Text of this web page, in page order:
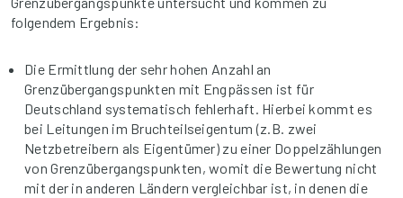
folgendem Ergebnis:
Die Ermittlung der sehr hohen Anzahl an
Grenzübergangspunkten mit Engpässen ist für
Deutschland systematisch fehlerhaft. Hierbei kommt es
bei Leitungen im Bruchteilseigentum (z.B. zwei
Netzbetreibern als Eigentümer) zu einer Doppelzählungen
von Grenzübergangspunkten, womit die Bewertung nicht
mit der in anderen Ländern vergleichbar ist, in denen die